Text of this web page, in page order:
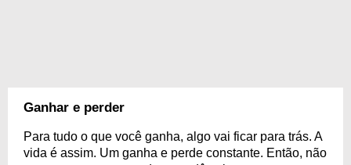
Ganhar e perder
Para tudo o que você ganha, algo vai ficar para trás. A
vida é assim. Um ganha e perde constante. Então, não